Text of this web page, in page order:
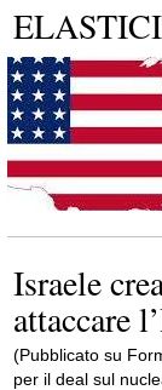
Israele
attaccare
(Pubblicato su
per il deal sul